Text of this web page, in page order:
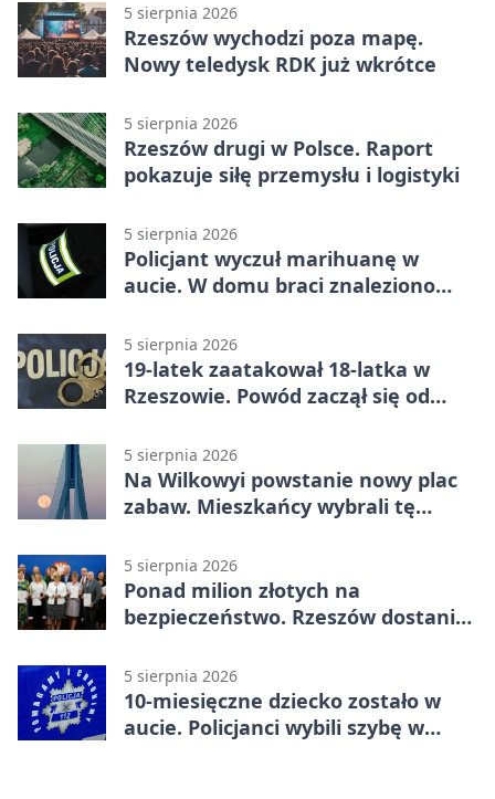
5 sierpnia 2026
Rzeszów wychodzi poza mapę.
Nowy teledysk RDK już wkrótce
5 sierpnia 2026
Rzeszów drugi w Polsce. Raport
pokazuje siłę przemysłu i logistyki
5 sierpnia 2026
Policjant wyczuł marihuanę w
aucie. W domu braci znaleziono
5 sierpnia 2026
19-latek zaatakował 18-latka w
Rzeszowie. Powód zaczął się od
5 sierpnia 2026
Na Wilkowyi powstanie nowy plac
zabaw. Mieszkańcy wybrali tę
5 sierpnia 2026
Ponad milion złotych na
bezpieczeństwo. Rzeszów dostanie
5 sierpnia 2026
10-miesięczne dziecko zostało w
aucie. Policjanci wybili szybę w